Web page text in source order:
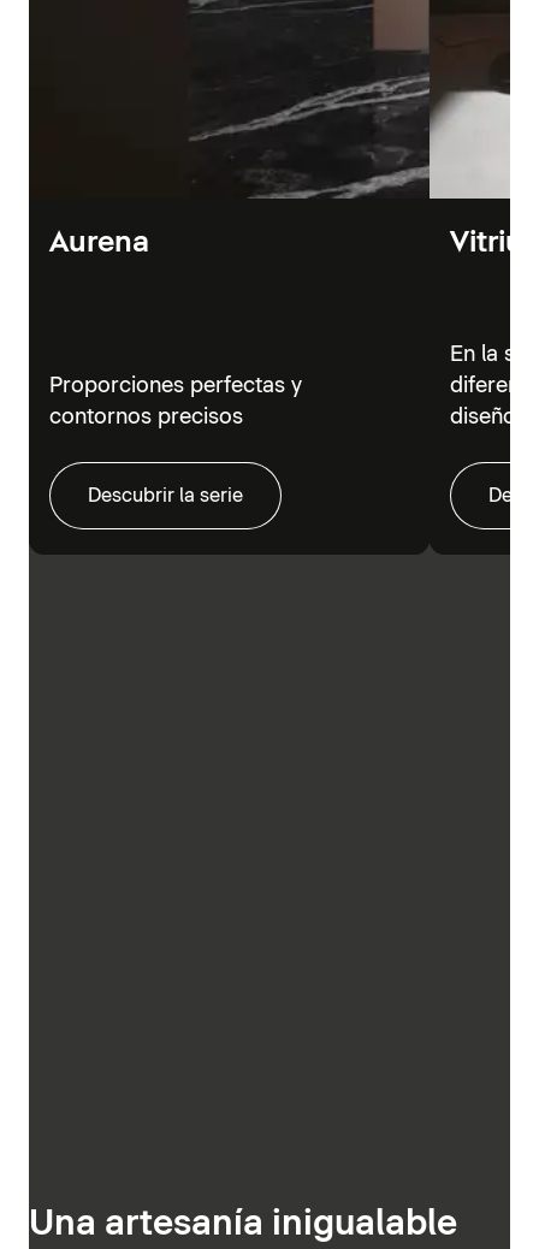
Aurena
Proporciones perfectas y
contornos precisos
Descubrir la serie
En la
diseño
Una artesanía inigualable